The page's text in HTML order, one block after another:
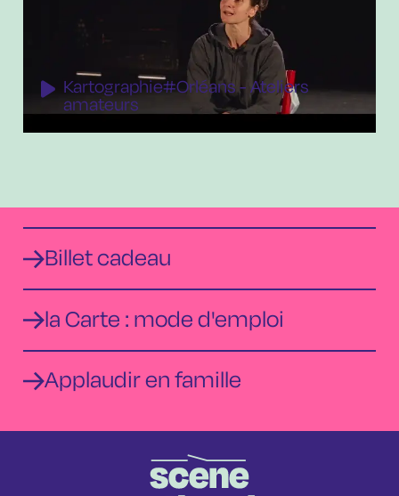
Kartographie#Orléans - Ateliers
amateurs
Billet cadeau
la Carte : mode d'emploi
Applaudir en famille